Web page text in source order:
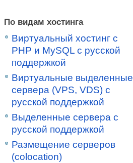
По видам хостинга
Виртуальный хостинг c
PHP и MySQL с русской
поддержкой
Виртуальные выделенные
сервера (VPS, VDS) с
русской поддержкой
Выделенные сервера с
русской поддержкой
Размещение серверов
(colocation)